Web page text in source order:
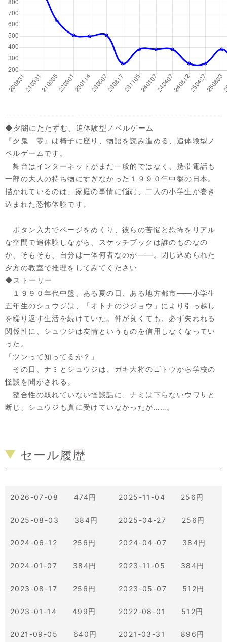
◆夕闇にたたずむ、追体験型ノベルゲーム
『夕鬼 零』は椅子に座り、物語を読み進める、追体験型ノ
ベルゲームです。
舞台はインターネットがまだ一般的ではなく、携帯電話も
一部の大人の持ち物にすぎなかった１９９０年中盤の日本。
描かれているのは、家庭の事情に悩む、二人の小学生が巻き
込まれた恐怖体験です。
ボタン入力でページをめくり、彼らの苦悩と恐怖をリアル
な空間で追体験しながら、スケッチブックは誰のものなの
か、そもそも、自分は一体何者なのか――。閉じ込められた
夕方の教室で推理をしてみてください
◆ストーリー
１９９０年代中盤、ある夏の日、ある地方都市――小学生
五年生のシュウジは、「オトナのジジョウ」により引っ越し
を繰り返す生活を続けていた。仲が良くても、必ず失われる
関係性に、シュウジは友情というものを信用しなくなってい
った。
「ツンって知ってるか？」
その日、ナミとシュウジは、ガキ大将のゴトウから学校の
怪談を聞かされる。
整合性の取れていない怪談話に、ナミは下らないウワサと
断じ、シュウジも真に受けていなかったが……。
セール履歴
2026-07-08 474円 2025-11-04 256円
2025-08-03 384円 2025-04-27 256円
2024-06-12 256円 2024-04-07 384円
2024-01-07 384円 2023-11-05 384円
2023-08-17 256円 2023-05-07 512円
2023-01-14 499円 2022-08-01 512円
2021-09-05 640円 2021-03-31 896円